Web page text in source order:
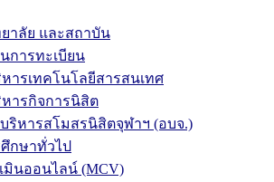
าลัย และสถาบัน
การทะเบียน
ารเทคโนโลยีสารสนเทศ
ารกิจการนิสิต
ริหารสโมสรนิสิตจุฬาฯ (อบจ.)
กษาทั่วไป
มินออนไลน์ (MCV)